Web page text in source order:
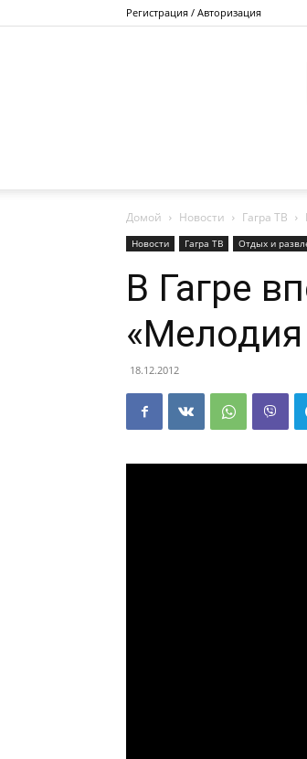
Регистрация / Авторизация
Домой Новости Гагра ТВ
Новости Гагра ТВ Отдых и
В Гагре
18.12.2012